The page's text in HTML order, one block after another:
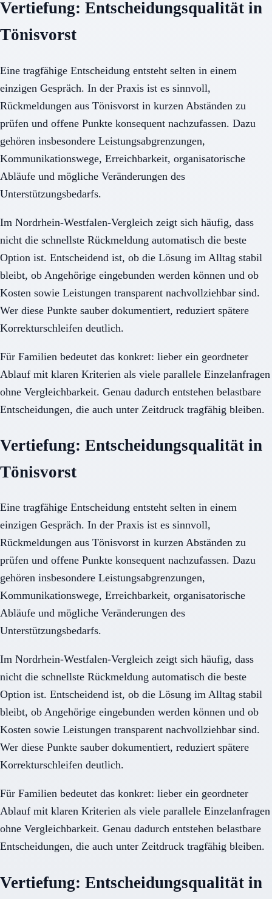
Vertiefung: Entscheidungsqualität in
Tönisvorst
Eine tragfähige Entscheidung entsteht selten in einem
einzigen Gespräch. In der Praxis ist es sinnvoll,
Rückmeldungen aus Tönisvorst in kurzen Abständen zu
prüfen und offene Punkte konsequent nachzufassen. Dazu
gehören insbesondere Leistungsabgrenzungen,
Kommunikationswege, Erreichbarkeit, organisatorische
Abläufe und mögliche Veränderungen des
Unterstützungsbedarfs.
Im Nordrhein-Westfalen-Vergleich zeigt sich häufig, dass
nicht die schnellste Rückmeldung automatisch die beste
Option ist. Entscheidend ist, ob die Lösung im Alltag stabil
bleibt, ob Angehörige eingebunden werden können und ob
Kosten sowie Leistungen transparent nachvollziehbar sind.
Wer diese Punkte sauber dokumentiert, reduziert spätere
Korrekturschleifen deutlich.
Für Familien bedeutet das konkret: lieber ein geordneter
Ablauf mit klaren Kriterien als viele parallele Einzelanfragen
ohne Vergleichbarkeit. Genau dadurch entstehen belastbare
Entscheidungen, die auch unter Zeitdruck tragfähig bleiben.
Vertiefung: Entscheidungsqualität in
Tönisvorst
Eine tragfähige Entscheidung entsteht selten in einem
einzigen Gespräch. In der Praxis ist es sinnvoll,
Rückmeldungen aus Tönisvorst in kurzen Abständen zu
prüfen und offene Punkte konsequent nachzufassen. Dazu
gehören insbesondere Leistungsabgrenzungen,
Kommunikationswege, Erreichbarkeit, organisatorische
Abläufe und mögliche Veränderungen des
Unterstützungsbedarfs.
Im Nordrhein-Westfalen-Vergleich zeigt sich häufig, dass
nicht die schnellste Rückmeldung automatisch die beste
Option ist. Entscheidend ist, ob die Lösung im Alltag stabil
bleibt, ob Angehörige eingebunden werden können und ob
Kosten sowie Leistungen transparent nachvollziehbar sind.
Wer diese Punkte sauber dokumentiert, reduziert spätere
Korrekturschleifen deutlich.
Für Familien bedeutet das konkret: lieber ein geordneter
Ablauf mit klaren Kriterien als viele parallele Einzelanfragen
ohne Vergleichbarkeit. Genau dadurch entstehen belastbare
Entscheidungen, die auch unter Zeitdruck tragfähig bleiben.
Vertiefung: Entscheidungsqualität in